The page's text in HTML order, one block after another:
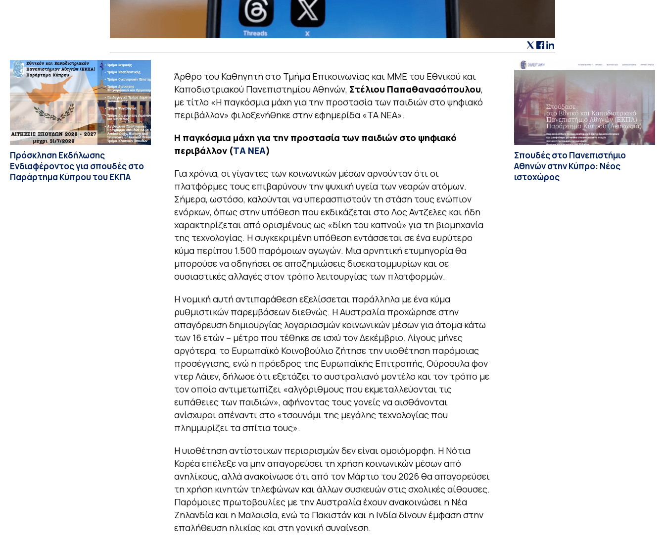
Πρόσκληση Εκδήλωσης
Ενδιαφέροντος για σπουδές στο
Παράρτημα Κύπρου του ΕΚΠΑ
Άρθρο του Καθηγητή στο Τμήμα Επικοινωνίας και ΜΜΕ του Εθνικού και
Καποδιστριακού Πανεπιστημίου Αθηνών, Στέλιου Παπαθανασόπουλου,
με τίτλο «Η παγκόσμια μάχη για την προστασία των παιδιών στο ψηφιακό
περιβάλλον» φιλοξενήθηκε στην εφημερίδα «ΤΑ ΝΕΑ».
Η παγκόσμια μάχη για την προστασία των παιδιών στο ψηφιακό
περιβάλλον (ΤΑ ΝΕΑ)
Για χρόνια, οι γίγαντες των κοινωνικών μέσων αρνούνταν ότι οι
πλατφόρμες τους επιβαρύνουν την ψυχική υγεία των νεαρών ατόμων.
Σήμερα, ωστόσο, καλούνται να υπερασπιστούν τη στάση τους ενώπιον
ενόρκων, όπως στην υπόθεση που εκδικάζεται στο Λος Αντζελες και ήδη
χαρακτηρίζεται από ορισμένους ως «δίκη του καπνού» για τη βιομηχανία
της τεχνολογίας. Η συγκεκριμένη υπόθεση εντάσσεται σε ένα ευρύτερο
κύμα περίπου 1.500 παρόμοιων αγωγών. Μια αρνητική ετυμηγορία θα
μπορούσε να οδηγήσει σε αποζημιώσεις δισεκατομμυρίων και σε
ουσιαστικές αλλαγές στον τρόπο λειτουργίας των πλατφορμών.
Η νομική αυτή αντιπαράθεση εξελίσσεται παράλληλα με ένα κύμα
ρυθμιστικών παρεμβάσεων διεθνώς. Η Αυστραλία προχώρησε στην
απαγόρευση δημιουργίας λογαριασμών κοινωνικών μέσων για άτομα κάτω
των 16 ετών – μέτρο που τέθηκε σε ισχύ τον Δεκέμβριο. Λίγους μήνες
αργότερα, το Ευρωπαϊκό Κοινοβούλιο ζήτησε την υιοθέτηση παρόμοιας
προσέγγισης, ενώ η πρόεδρος της Ευρωπαϊκής Επιτροπής, Ούρσουλα φον
ντερ Λάιεν, δήλωσε ότι εξετάζει το αυστραλιανό μοντέλο και τον τρόπο με
τον οποίο αντιμετωπίζει «αλγόριθμους που εκμεταλλεύονται τις
ευπάθειες των παιδιών», αφήνοντας τους γονείς να αισθάνονται
ανίσχυροι απέναντι στο «τσουνάμι της μεγάλης τεχνολογίας που
πλημμυρίζει τα σπίτια τους».
Η υιοθέτηση αντίστοιχων περιορισμών δεν είναι ομοιόμορφη. Η Νότια
Κορέα επέλεξε να μην απαγορεύσει τη χρήση κοινωνικών μέσων από
ανηλίκους, αλλά ανακοίνωσε ότι από τον Μάρτιο του 2026 θα απαγορεύσει
τη χρήση κινητών τηλεφώνων και άλλων συσκευών στις σχολικές αίθουσες.
Παρόμοιες πρωτοβουλίες με την Αυστραλία έχουν ανακοινώσει η Νέα
Ζηλανδία και η Μαλαισία, ενώ το Πακιστάν και η Ινδία δίνουν έμφαση στην
επαλήθευση ηλικίας και στη γονική συναίνεση.
Σπουδές στο Πανεπιστήμιο
Αθηνών στην Κύπρο: Νέος
ιστοχώρος